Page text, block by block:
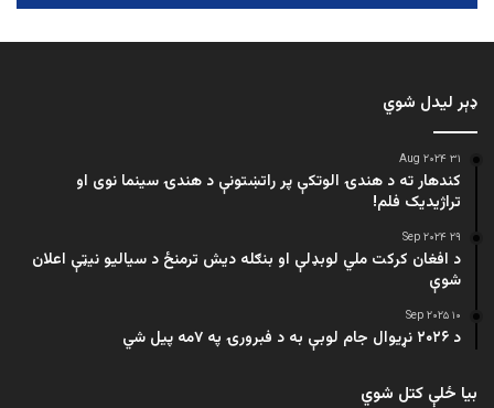
ډېر لیدل شوي
۳۱ Aug ۲۰۲۴
کندهار ته د هندۍ الوتکې پر راتښتونې د هندۍ سینما نوی او
تراژيديک فلم!
۲۹ Sep ۲۰۲۴
د افغان کرکت ملي لوبډلې او بنګله دیش ترمنځ د سیالیو نیټې اعلان
شوې
۱۰ Sep ۲۰۲۵
د ۲۰۲۶ نړیوال جام لوبې به د فبرورۍ په ۷مه پیل شي
بیا ځلې کتل شوي